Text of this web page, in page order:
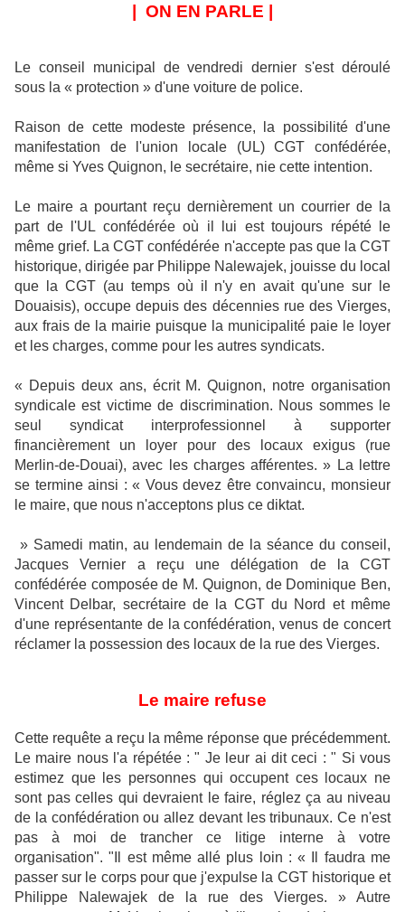
| ON EN PARLE |
Le conseil municipal de vendredi dernier s'est déroulé
sous la « protection » d'une voiture de police.
Raison de cette modeste présence, la possibilité d'une
manifestation de l'union locale (UL) CGT confédérée,
même si Yves Quignon, le secrétaire, nie cette intention.
Le maire a pourtant reçu dernièrement un courrier de la
part de l'UL confédérée où il lui est toujours répété le
même grief. La CGT confédérée n'accepte pas que la CGT
historique, dirigée par Philippe Nalewajek, jouisse du local
que la CGT (au temps où il n'y en avait qu'une sur le
Douaisis), occupe depuis des décennies rue des Vierges,
aux frais de la mairie puisque la municipalité paie le loyer
et les charges, comme pour les autres syndicats.
« Depuis deux ans, écrit M. Quignon, notre organisation
syndicale est victime de discrimination. Nous sommes le
seul syndicat interprofessionnel à supporter
financièrement un loyer pour des locaux exigus (rue
Merlin-de-Douai), avec les charges afférentes. » La lettre
se termine ainsi : « Vous devez être convaincu, monsieur
le maire, que nous n'acceptons plus ce diktat.
» Samedi matin, au lendemain de la séance du conseil,
Jacques Vernier a reçu une délégation de la CGT
confédérée composée de M. Quignon, de Dominique Ben,
Vincent Delbar, secrétaire de la CGT du Nord et même
d'une représentante de la confédération, venus de concert
réclamer la possession des locaux de la rue des Vierges.
Le maire refuse
Cette requête a reçu la même réponse que précédemment.
Le maire nous l'a répétée : " Je leur ai dit ceci : " Si vous
estimez que les personnes qui occupent ces locaux ne
sont pas celles qui devraient le faire, réglez ça au niveau
de la confédération ou allez devant les tribunaux. Ce n'est
pas à moi de trancher ce litige interne à votre
organisation". "Il est même allé plus loin : « Il faudra me
passer sur le corps pour que j'expulse la CGT historique et
Philippe Nalewajek de la rue des Vierges. » Autre